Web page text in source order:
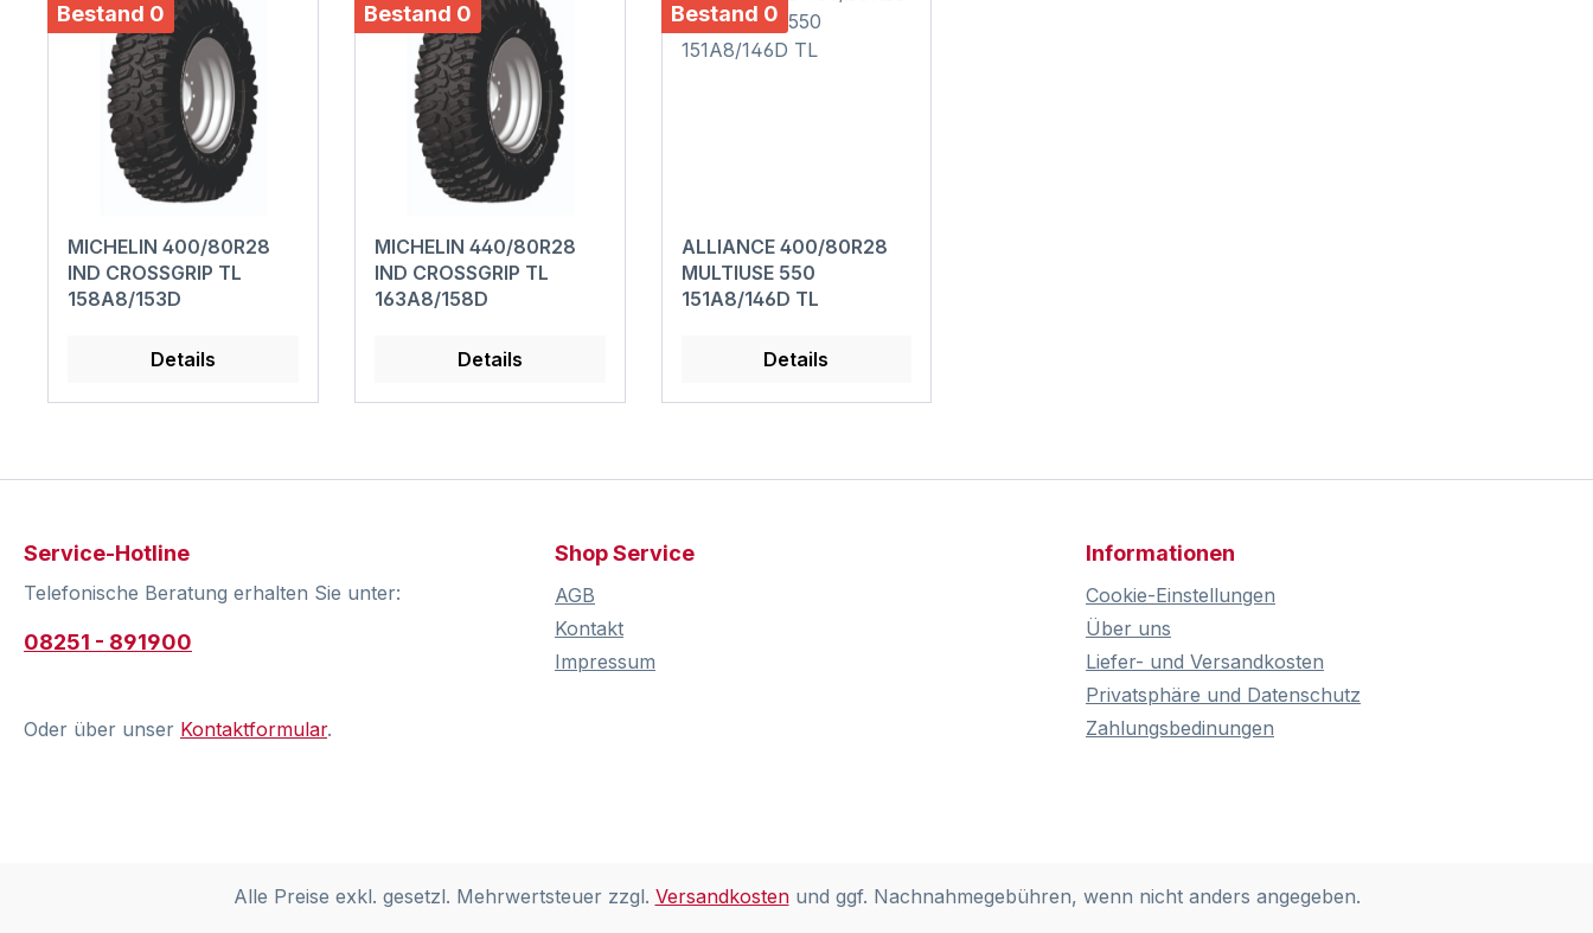
Bestand 0
MICHELIN 400/80R28
IND CROSSGRIP TL
158A8/153D
Details
Bestand 0
MICHELIN 440/80R28
IND CROSSGRIP TL
163A8/158D
Details
Bestand 0
ALLIANCE 400/80R28
MULTIUSE 550
151A8/146D TL
Details
Service-Hotline
Telefonische Beratung erhalten Sie unter:
08251 - 891900
Oder über unser Kontaktformular.
Shop Service
AGB
Kontakt
Impressum
Informationen
Cookie-Einstellungen
Über uns
Liefer- und Versandkosten
Privatsphäre und Datenschutz
Zahlungsbedinungen
Alle Preise exkl. gesetzl. Mehrwertsteuer zzgl. Versandkostenund ggf. Nachnahmegebühren, wenn nicht anders angegeben.